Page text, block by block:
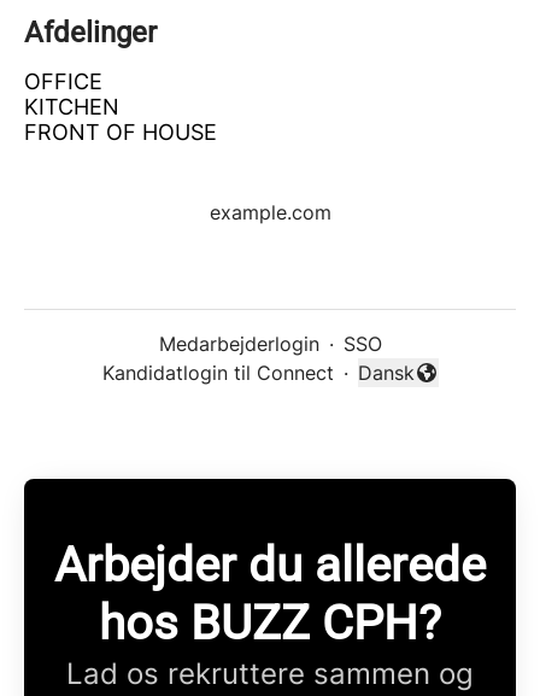
Afdelinger
OFFICE
KITCHEN
FRONT OF HOUSE
example.com
Medarbejderlogin · SSO
Kandidatlogin til Connect ·
Skift sprog
Dansk
Arbejder du allerede
hos BUZZ CPH?
Lad os rekruttere sammen og